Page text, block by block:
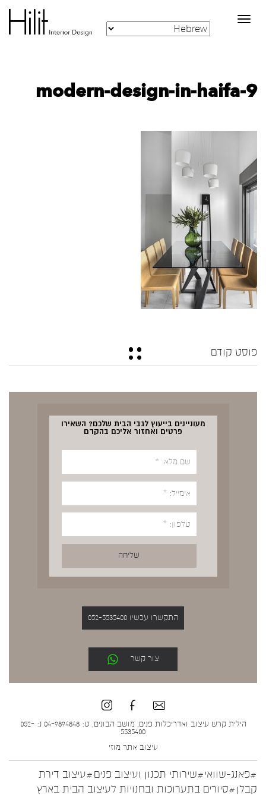
Toggle
navigation
modern-design-in-haifa-9
פוסט קודם
מעוניינים בייעוץ לגבי הבית שלכם? השאירו
פרטים ואחזור אליכם בהקדם
התקשרו עכשיו 052-5535400
צור קשר
הילית קרש עיצוב ואדריכלות פנים, מושב הבונים, ט: 04-9894848 נ: 052-
5535400
עיצוב אתר מוזי
#פאנג-שוואי#שירותי תכנון ועיצוב פנים#עיצוב דירת
קבלן #סיורים בתערוכות ובחנויות לעיצוב הבית בארץ